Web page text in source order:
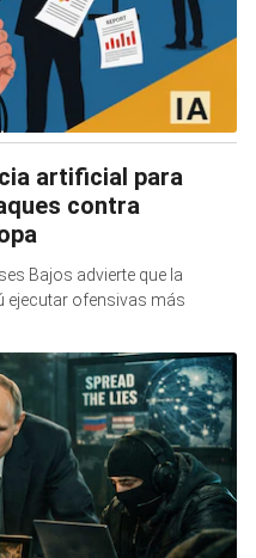
artificial para
contra
Bajos advierte que la
ejecutar ofensivas más